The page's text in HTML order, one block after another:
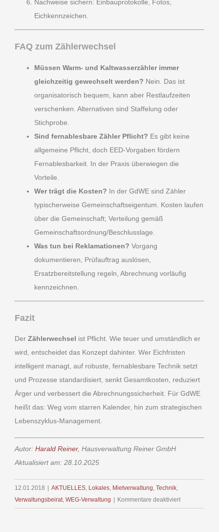
Nachweise sichern: Einbauprotokolle, Fotos,
Eichkennzeichen.
FAQ zum Zählerwechsel
Müssen Warm- und Kaltwasserzähler immer
gleichzeitig gewechselt werden? Nein. Das ist
organisatorisch bequem, kann aber Restlaufzeiten
verschenken. Alternativen sind Staffelung oder
Stichprobe.
Sind fernablesbare Zähler Pflicht? Es gibt keine
allgemeine Pflicht, doch EED-Vorgaben fördern
Fernablesbarkeit. In der Praxis überwiegen die
Vorteile.
Wer trägt die Kosten? In der GdWE sind Zähler
typischerweise Gemeinschaftseigentum. Kosten laufen
über die Gemeinschaft; Verteilung gemäß
Gemeinschaftsordnung/Beschlusslage.
Was tun bei Reklamationen? Vorgang
dokumentieren, Prüfauftrag auslösen,
Ersatzbereitstellung regeln, Abrechnung vorläufig
kennzeichnen.
Fazit
Der Zählerwechsel ist Pflicht. Wie teuer und umständlich er
wird, entscheidet das Konzept dahinter. Wer Eichfristen
intelligent managt, auf robuste, fernablesbare Technik setzt
und Prozesse standardisiert, senkt Gesamtkosten, reduziert
Ärger und verbessert die Abrechnungssicherheit. Für GdWE
heißt das: Weg vom starren Kalender, hin zum strategischen
Lebenszyklus-Management.
Autor: Harald Reiner, Hausverwaltung Reiner GmbH
Aktualisiert am: 28.10.2025
12.01.2018 AKTUELLES, Lokales, Mietverwaltung, Technik,
Verwaltungsbeirat, WEG-Verwaltung Kommentare deaktiviertfür